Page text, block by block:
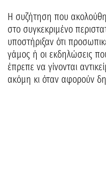
Η συζήτηση που
στο συγκεκριμένο
υποστήριξαν ότι
γάμος ή οι εκδηλώσεις
έπρεπε να γίνονται
ακόμη κι όταν αφορούν